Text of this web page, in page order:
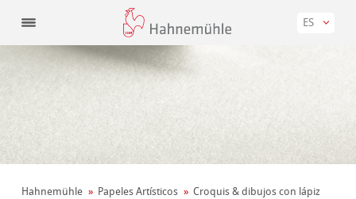
ES
Hahnemühle Papeles Artísticos
Croquis & dibujos con lápiz